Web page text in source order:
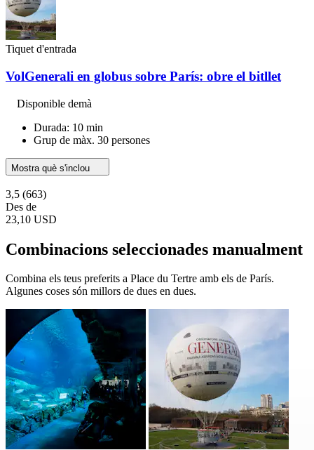
Tiquet d'entrada
VolGenerali en globus sobre París: obre el bitllet
Disponible demà
Durada: 10 min
Grup de màx. 30 persones
Mostra què s'inclou
3,5 (663)
Des de
23,10 USD
Combinacions seleccionades manualment
Combina els teus preferits a Place du Tertre amb els de París.
Algunes coses són millors de dues en dues.